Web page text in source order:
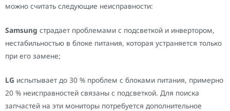
можно считать следующие неисправности:
Samsung страдает проблемами с подсветкой и инвертором,
нестабильностью в блоке питания, которая устраняется только
при его замене;
LG испытывает до 30 % проблем с блоками питания, примерно
20 % неисправностей связаны с подсветкой. Для поиска
запчастей на эти мониторы потребуется дополнительное